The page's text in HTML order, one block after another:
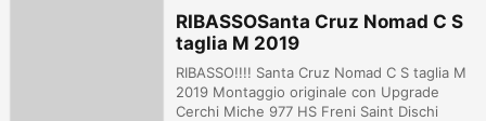
RIBASSOSanta Cruz Nomad C S
taglia M 2019
RIBASSO!!!! Santa Cruz Nomad C S taglia M
2019 Montaggio originale con Upgrade
Cerchi Miche 977 HS Freni Saint Dischi